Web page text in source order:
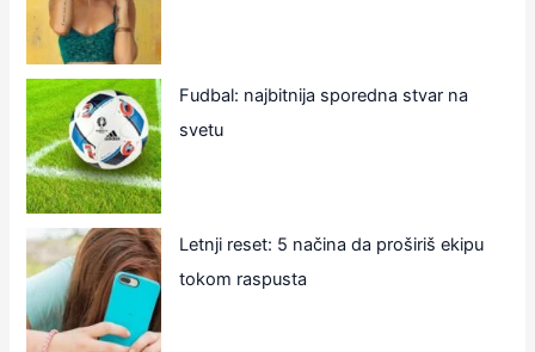
Fudbal: najbitnija sporedna stvar na
svetu
Letnji reset: 5 načina da proširiš ekipu
tokom raspusta